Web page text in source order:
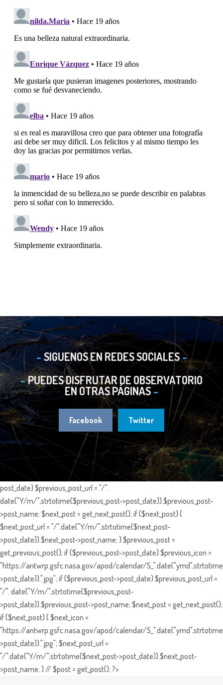
SIGUENOS EN REDES SOCIALES
PUEDES DISFRUTAR DE OBSERVATORIO
EN OTRAS PÁGINAS
Facebook Twitter
post_date) $previous_post_url = "/".
date("Y/m/",strtotime($previous_post->post_date)).$previous_post-
>post_name; $next_post = get_next_post(); if ($next_post) {
$next_post_url = "/".date("Y/m/",strtotime($next_post-
>post_date)).$next_post->post_name; } $previous_post =
get_previous_post(); if ($previous_post->post_date) $previous_icon =
"https://antwrp.gsfc.nasa.gov/apod/calendar/
>post_date)).".jpg"; if ($previous_post->post_date) $previous_post_url =
"/". date("Y/m/",strtotime($previous_post-
>post_date)).$previous_post->post_name; $next_post = get_next_post();
if ($next_post) { $next_icon =
"https://antwrp.gsfc.nasa.gov/apod/calendar/
>post_date)).".jpg"; $next_post_url =
"/".date("Y/m/",strtotime($next_post->post_date)).$next_post-
>post_name; } // $post = get_post(); ?>